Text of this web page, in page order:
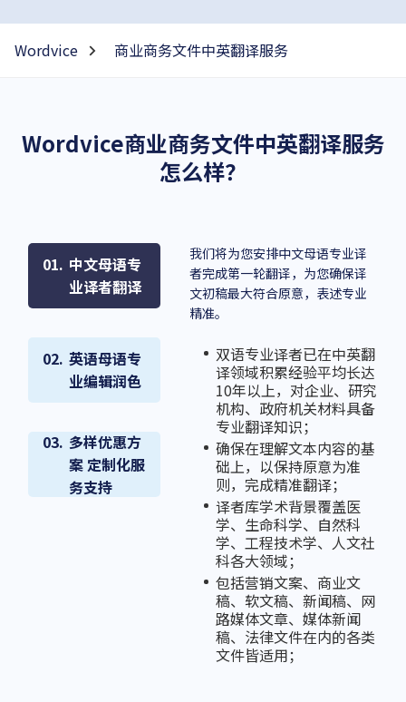
Wordvice商业商务文件中英翻译服务
怎么样？
中文母语专
业译者翻译
英语母语专
业编辑润色
多样优惠方
案 定制化服
我们将为您安排中文母语专业译
者完成第一轮翻译，为您确保译
文初稿最大符合原意，表述专业
双语专业译者已在中英翻
译领域积累经验平均长达
10年以上，对企业、研究
机构、政府机关材料具备
专业翻译知识；
确保在理解文本内容的基
础上，以保持原意为准
则，完成精准翻译；
译者库学术背景覆盖医
学、生命科学、自然科
学、工程技术学、人文社
科各大领域；
包括营销文案、商业文
稿、软文稿、新闻稿、网
路媒体文章、媒体新闻
稿、法律文件在内的各类